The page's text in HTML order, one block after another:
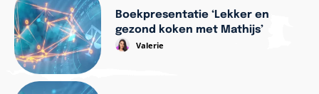
Boekpresentatie ‘Lekker en
gezond koken met Mathijs’
Valerie